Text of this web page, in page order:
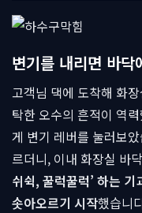
변기를 내리면 바닥
고객님 댁에 도착해 화
탁한 오수의 흔적이 역
게 변기 레버를 눌러보
르더니, 이내 화장실 바
쉬쉭, 꿀럭꿀럭’ 하는
솟아오르기 시작했습니